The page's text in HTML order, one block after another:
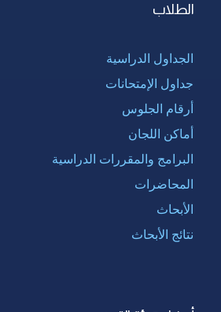
الطلاب
الجداول الدراسية
جداول الإمتحانات
أرقام الجلوس
أماكن اللجان
البرامج والمقررات الدراسية
المحاضرات
الأبحاث
نتائج الأبحاث